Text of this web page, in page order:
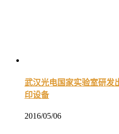
武汉光电国家实验室研发
印设备
2016/05/06